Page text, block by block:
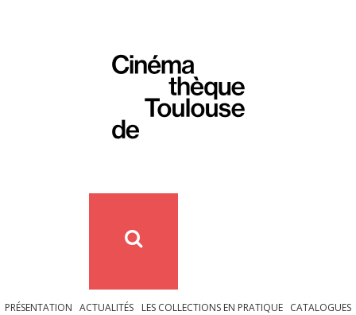
PRÉSENTATION ACTUALITÉS LES COLLECTIONS EN PRATIQUE
CATALOGUES